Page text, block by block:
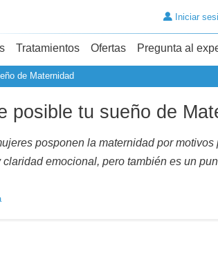
Iniciar
Tratamientos Ofertas Pregunta al
de Maternidad
posible tu sueño de
posponen la maternidad por motivos
emocional, pero también es un